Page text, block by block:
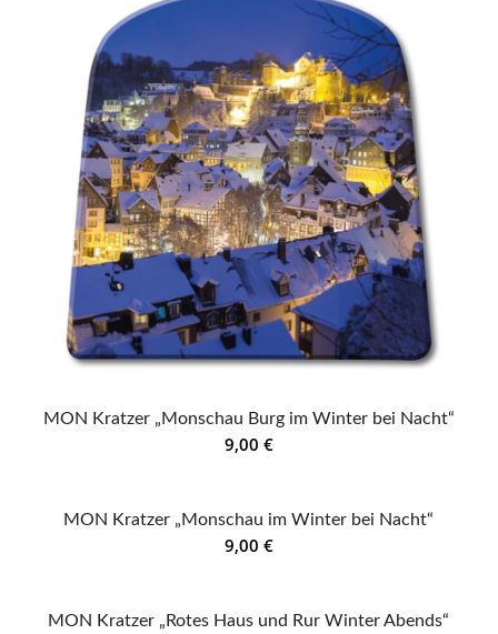
MON Kratzer „Monschau Burg im Winter bei Nacht“
9,00 €
MON Kratzer „Monschau im Winter bei Nacht“
9,00 €
MON Kratzer „Rotes Haus und Rur Winter Abends“